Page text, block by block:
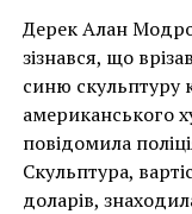
Чоловік позує
накинеться на
має ознаки
Лоустофті на
року. (Фото
В інтерв’ю
Дерек Алан
зізнався, що
синю скульптуру
американського
повідомила
Скульптура,
доларів,